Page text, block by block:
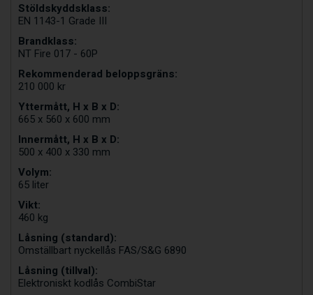
Stöldskyddsklass:
EN 1143-1 Grade III
Brandklass:
NT Fire 017 - 60P
Rekommenderad beloppsgräns:
210 000 kr
Yttermått, H x B x D:
665 x 560 x 600 mm
Innermått, H x B x D:
500 x 400 x 330 mm
Volym:
65 liter
Vikt:
460 kg
Låsning (standard):
Omställbart nyckellås FAS/S&G 6890
Låsning (tillval):
Elektroniskt kodlås CombiStar